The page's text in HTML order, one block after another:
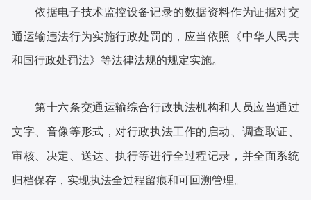
依据电子技术监控设备记录的数据资料作为证据对交
通运输违法行为实施行政处罚的，应当依照《中华人民共
和国行政处罚法》等法律法规的规定实施。
第十六条交通运输综合行政执法机构和人员应当通过
文字、音像等形式，对行政执法工作的启动、调查取证、
审核、决定、送达、执行等进行全过程记录，并全面系统
归档保存，实现执法全过程留痕和可回溯管理。